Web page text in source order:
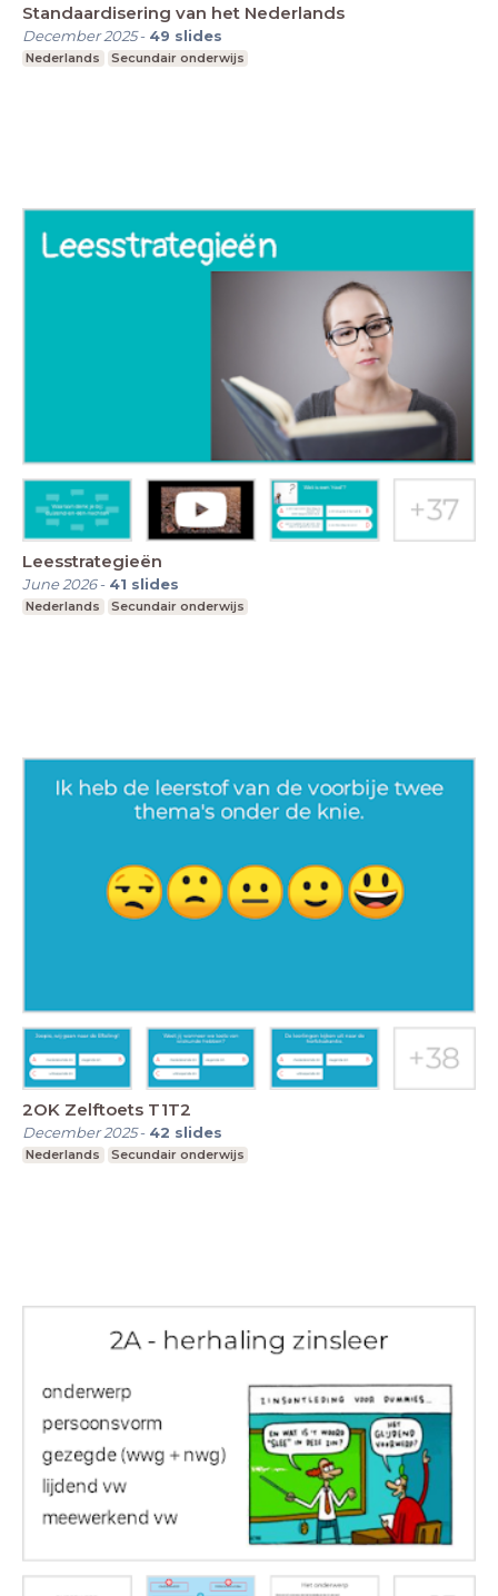
Standaardisering van het Nederlands
December 2025- 49 slides
Nederlands Secundair onderwijs
Leesstrategieën
June 2026- 41 slides
Nederlands Secundair onderwijs
2OK Zelftoets T1T2
December 2025- 42 slides
Nederlands Secundair onderwijs